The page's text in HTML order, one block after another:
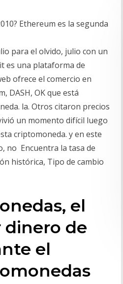
Ethereum es la segunda
para el olvido, julio con un
es una plataforma de
ofrece el comercio en
DASH, OK que está
la. Otros citaron precios
un momento difícil luego
criptomoneda. y en este
no Encuentra la tasa de
histórica, Tipo de cambio
el
dinero de
el